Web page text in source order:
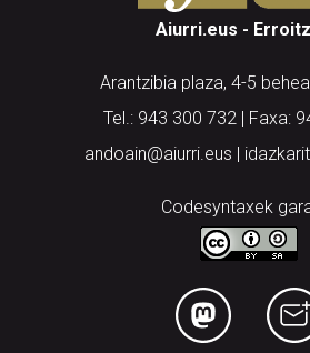
Aiurri.eus -
Arantzibia plaza, 4-5
Tel.: 943 300 732 | Faxa:
andoain@aiurri.eus |
Codesyntaxek